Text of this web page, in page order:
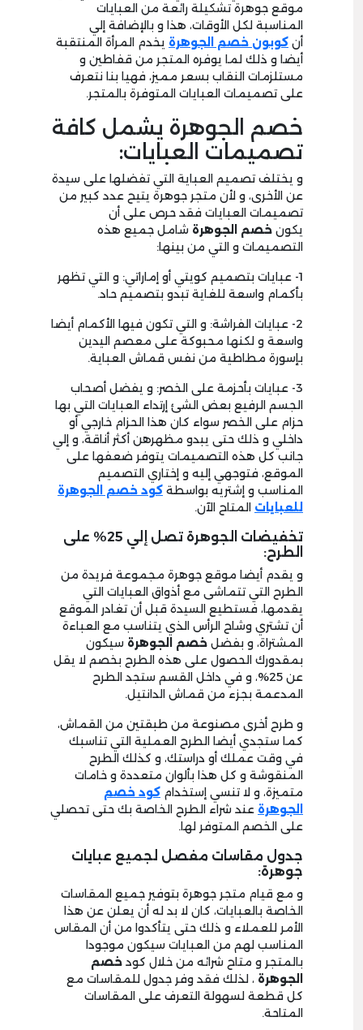
موقع جوهرة تشكيلة رائعة من العبايات
المناسبة لكل الأوقات، هذا و بالإضافة إلي
أن كوبون خصم الجوهرة يخدم المرأة المنتقبة
أيضا و ذلك لما يوفره المتجر من قفاطين و
مستلزمات النقاب بسعر مميز، فهيا بنا نتعرف
على تصميمات العبايات المتوفرة بالمتجر.
خصم الجوهرة يشمل كافة
تصميمات العبايات:
و يختلف تصميم العباية التي تفضلها على سيدة
عن الأخرى، و لأن متجر جوهرة يتيح عدد كبير من
تصميمات العبايات فقد حرص على أن
يكون خصم الجوهرة شامل جميع هذه
التصميمات و التي من بينها:
1- عبايات بتصميم كويتي أو إماراتي: و التي تظهر
بأكمام واسعة للغاية تبدو بتصميم حاد.
2- عبايات الفراشة: و التي تكون فيها الأكمام أيضا
واسعة و لكنها محبوكة على معصم اليدين
بإسورة مطاطية من نفس قماش العباية.
3- عبايات بأحزمة على الخصر: و يفضل أصحاب
الجسم الرفيع بعض الشئ إرتداء العبايات التي بها
حزام على الخصر سواء كان هذا الحزام خارجي أو
داخلي و ذلك حتى يبدو مظهرهن أكثر أناقة، و إلي
جانب كل هذه التصميمات يتوفر ضعفها على
الموقع، فتوجهي إليه و إختاري التصميم
المناسب و إشتريه بواسطة كود خصم الجوهرة
للعبايات المتاح الآن.
تخفيضات الجوهرة تصل إلي 25% على
الطرح:
و يقدم أيضا موقع جوهرة مجموعة فريدة من
الطرح التي تتماشى مع أذواق العبايات التي
يقدمها، فستطيع السيدة قبل أن تغادر الموقع
أن تشتري وشاح الرأس الذي يتناسب مع العباءة
المشتراة، و بفضل خصم الجوهرة سيكون
بمقدورك الحصول على هذه الطرح بخصم لا يقل
عن 25%، و في داخل القسم ستجد الطرح
المدعمة بجزء من قماش الدانتيل.
و طرح أخرى مصنوعة من طبقتين من القماش،
كما ستجدي أيضا الطرح العملية التي تناسبك
في وقت عملك أو دراستك، و كذلك الطرح
المنقوشة و كل هذا بألوان متعددة و خامات
متميزة، و لا تنسي إستخدام كود خصم
الجوهرة عند شراء الطرح الخاصة بك حتى تحصلي
على الخصم المتوفر لها.
جدول مقاسات مفصل لجميع عبايات
جوهرة:
و مع قيام متجر جوهرة بتوفير جميع المقاسات
الخاصة بالعبايات، كان لا بد له أن يعلن عن هذا
الأمر للعملاء و ذلك حتى يتأكدوا من أن المقاس
المناسب لهم من العبايات سيكون موجودا
بالمتجر و متاح شرائه من خلال كود خصم
الجوهرة ، لذلك فقد وفر جدول للمقاسات مع
كل قطعة لسهولة التعرف على المقاسات
المتاحة.